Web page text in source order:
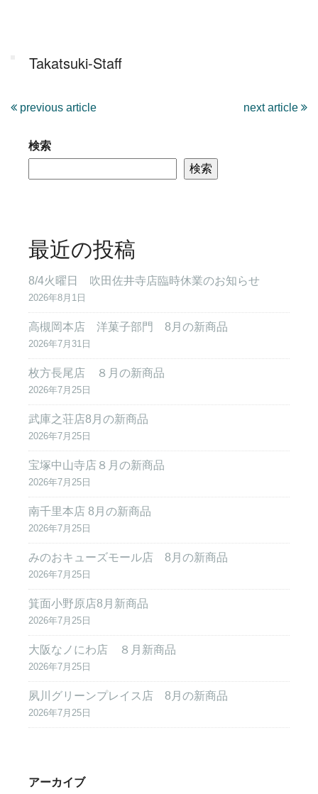
Takatsuki-Staff
previous article next article
検索
検索
最近の投稿
8/4火曜日 吹田佐井寺店臨時休業のお知らせ
2026年8月1日
高槻岡本店 洋菓子部門 8月の新商品
2026年7月31日
枚方長尾店 ８月の新商品
2026年7月25日
武庫之荘店8月の新商品
2026年7月25日
宝塚中山寺店８月の新商品
2026年7月25日
南千里本店 8月の新商品
2026年7月25日
みのおキューズモール店 8月の新商品
2026年7月25日
箕面小野原店8月新商品
2026年7月25日
大阪なノにわ店 ８月新商品
2026年7月25日
夙川グリーンプレイス店 8月の新商品
2026年7月25日
アーカイブ